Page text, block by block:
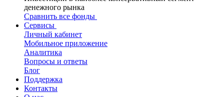
денежного рынка
Сравнить все фонды
Сервисы
Личный кабинет
Мобильное приложение
Аналитика
Вопросы и ответы
Блог
Поддержка
Контакты